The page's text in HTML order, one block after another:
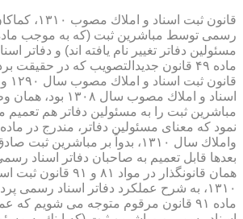
قانون ثبت
مسئولین دفاتر تغییر نام یافته اند) و دفاتر
اسناد و املاك مصوب
مباشرین ثبت را به مسئولین دفاتر هم تعمیم
واملاك سال ۱۳۱۰، بدواً بر مباشرین
بعدها قابل تعمیم به صاحبان دفاتر اسناد
همان قانونگذار در مواد
۱۳۱۰، به شرح عملكرد دفاتر اسناد رسمی
ماده ۹۱ قانون مرقوم متوجه می شویم كه